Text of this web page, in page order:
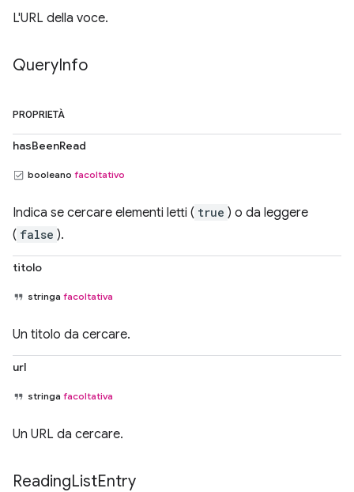
L'URL della voce.
QueryInfo
PROPRIETÀ
hasBeenRead
booleano facoltativo
Indica se cercare elementi letti ( true ) o da leggere
( false ).
titolo
stringa facoltativa
Un titolo da cercare.
url
stringa facoltativa
Un URL da cercare.
ReadingListEntry